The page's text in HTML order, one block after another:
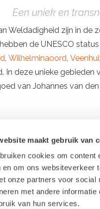
maakt gebruik van
cookies om
en om ons websiteverkeer
onze partners voor social
met andere
van hun services.
Een uniek en
Weldadigheid zijn in de
de UNESCO
, Wilhelminaoord,
In deze unieke gebieden
van Johannes van den